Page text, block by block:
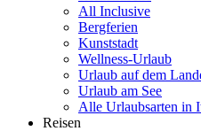
All Inclusive
Bergferien
Kunststadt
Wellness-Urlaub
Urlaub auf dem
Urlaub am See
Alle Urlaubsarten in
Reisen